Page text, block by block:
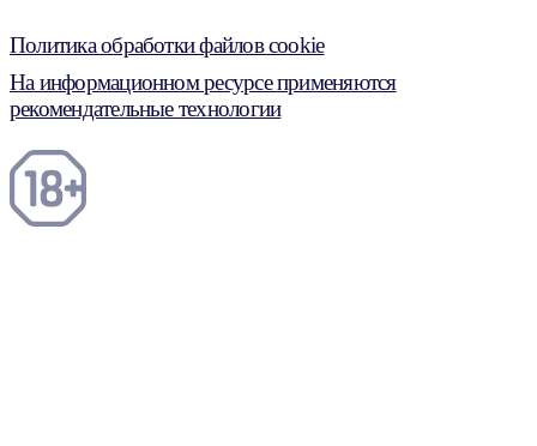
Политика обработки файлов cookie
На информационном ресурсе применяются
рекомендательные технологии